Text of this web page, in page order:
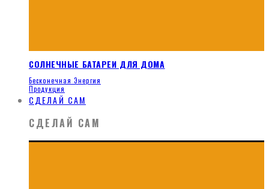
СОЛНЕЧНЫЕ БАТАРЕИ ДЛЯ ДОМА
Бесконечная Энергия
Продукция
СДЕЛАЙ САМ
СДЕЛАЙ САМ